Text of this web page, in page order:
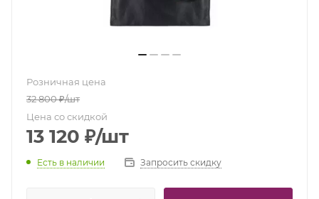
Розничная цена
32 800₽/шт
Цена со скидкой
13 120 ₽/шт
Есть в наличии Запросить скидку